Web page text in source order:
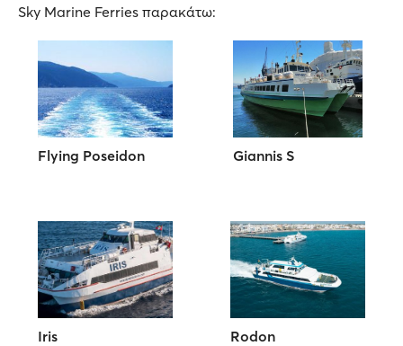
Sky Marine Ferries παρακάτω:
Flying Poseidon Giannis S
Iris Rodon